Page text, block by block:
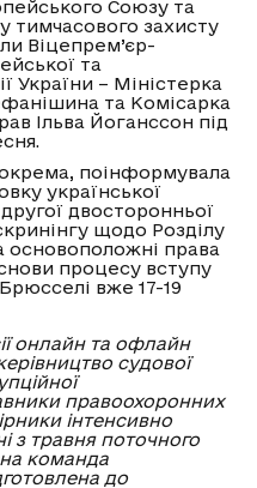
Союзу та
тимчасового захисту
Віцепрем’єр-
та
України – Міністерка
та Комісарка
Ільва Йоганссон під
поінформувала
української
двосторонньої
щодо Розділу
основоположні права
процесу вступу
вже 17-19
онлайн та офлайн
судової
правоохоронних
інтенсивно
з травня поточного
команда
до